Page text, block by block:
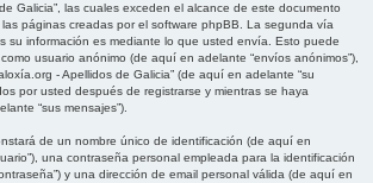
Galicia”, las cuales exceden el alcance de este documento
páginas creadas por el software phpBB. La segunda vía
su información es mediante lo que usted envía. Esto puede
usuario anónimo (de aquí en adelante “envíos anónimos”),
- Apellidos de Galicia” (de aquí en adelante “su
por usted después de registrarse y mientras se haya
“sus mensajes”).
de un nombre único de identificación (de aquí en
una contraseña personal empleada para la identificación
y una dirección de email personal válida (de aquí en